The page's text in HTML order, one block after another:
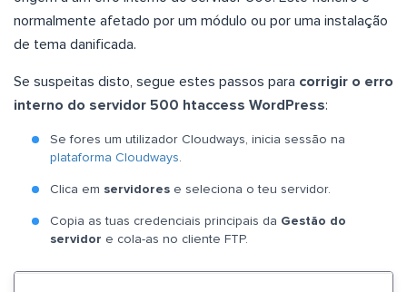
normalmente afetado por um módulo ou por uma instalação
de tema danificada.
Se suspeitas disto, segue estes passos para corrigir o erro
interno do servidor 500 htaccess WordPress:
Se fores um utilizador Cloudways, inicia sessão na
plataforma Cloudways
Clica em servidores e seleciona o teu servidor.
Copia as tuas credenciais principais da Gestão do
servidor e cola-as no cliente FTP.